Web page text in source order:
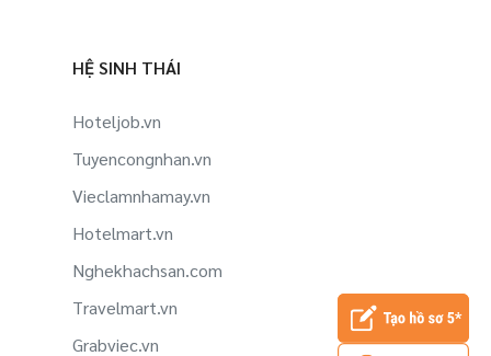
HỆ SINH THÁI
Hoteljob.vn
Tuyencongnhan.vn
Vieclamnhamay.vn
Hotelmart.vn
Nghekhachsan.com
Travelmart.vn
Grabviec.vn